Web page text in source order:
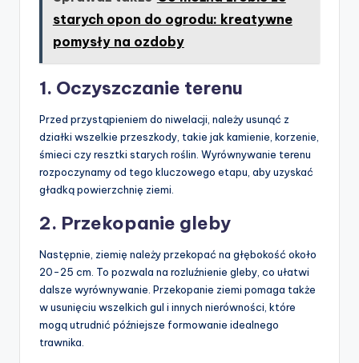
starych opon do ogrodu: kreatywne
pomysły na ozdoby
1. Oczyszczanie terenu
Przed przystąpieniem do niwelacji, należy usunąć z
działki wszelkie przeszkody, takie jak kamienie, korzenie,
śmieci czy resztki starych roślin. Wyrównywanie terenu
rozpoczynamy od tego kluczowego etapu, aby uzyskać
gładką powierzchnię ziemi.
2. Przekopanie gleby
Następnie, ziemię należy przekopać na głębokość około
20-25 cm. To pozwala na rozluźnienie gleby, co ułatwi
dalsze wyrównywanie. Przekopanie ziemi pomaga także
w usunięciu wszelkich gul i innych nierówności, które
mogą utrudnić późniejsze formowanie idealnego
trawnika.